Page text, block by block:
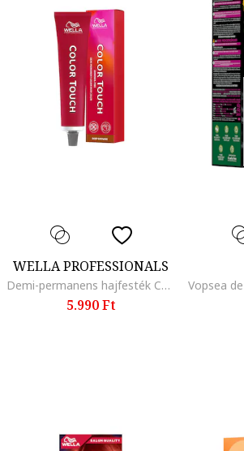
WELLA PROFESSIONALS
Demi-permanens hajfesték Color Touch, 60 ml, 6/7
5.990 Ft